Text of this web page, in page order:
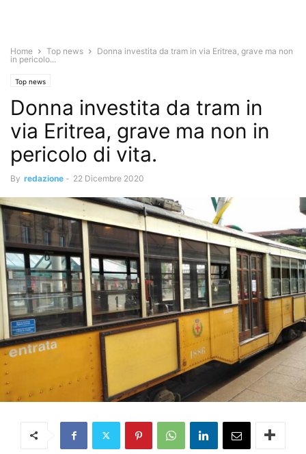
Home Top news
Donna investita da tram in via Eritrea, grave ma non
in pericolo...
Top news
Donna investita da tram in
via Eritrea, grave ma non in
pericolo di vita.
By redazione - 22 Dicembre 2020